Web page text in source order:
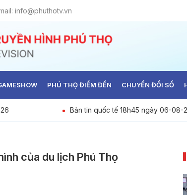
info@phuthotv.vn
PHÚ THỌ ĐIỂM ĐẾN CHUYỂN ĐỔI SỐ
Bản tin quốc tế 18h45 ngày 06-08-
của du lịch Phú Thọ